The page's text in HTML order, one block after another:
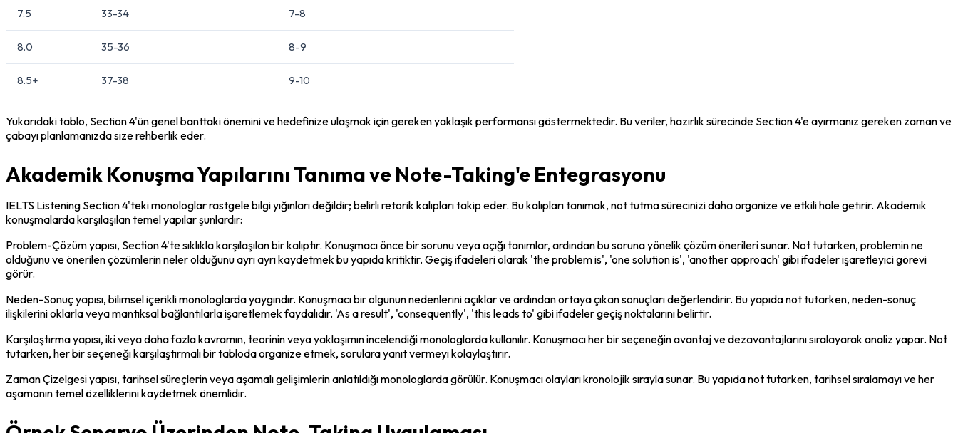
7.5 33-34 7-8
8.0 35-36 8-9
8.5+ 37-38 9-10
Yukarıdaki tablo, Section 4'ün genel banttaki önemini ve hedefinize ulaşmak için gereken yaklaşık performansı göstermektedir. Bu veriler, hazırlık sürecinde Section 4'e ayırmanız gereken zaman ve
çabayı planlamanızda size rehberlik eder.
Akademik Konuşma Yapılarını Tanıma ve Note-Taking'e Entegrasyonu
IELTS Listening Section 4'teki monologlar rastgele bilgi yığınları değildir; belirli retorik kalıpları takip eder. Bu kalıpları tanımak, not tutma sürecinizi daha organize ve etkili hale getirir. Akademik
konuşmalarda karşılaşılan temel yapılar şunlardır:
Problem-Çözüm yapısı, Section 4'te sıklıkla karşılaşılan bir kalıptır. Konuşmacı önce bir sorunu veya açığı tanımlar, ardından bu soruna yönelik çözüm önerileri sunar. Not tutarken, problemin ne
olduğunu ve önerilen çözümlerin neler olduğunu ayrı ayrı kaydetmek bu yapıda kritiktir. Geçiş ifadeleri olarak 'the problem is', 'one solution is', 'another approach' gibi ifadeler işaretleyici görevi
görür.
Neden-Sonuç yapısı, bilimsel içerikli monologlarda yaygındır. Konuşmacı bir olgunun nedenlerini açıklar ve ardından ortaya çıkan sonuçları değerlendirir. Bu yapıda not tutarken, neden-sonuç
ilişkilerini oklarla veya mantıksal bağlantılarla işaretlemek faydalıdır. 'As a result', 'consequently', 'this leads to' gibi ifadeler geçiş noktalarını belirtir.
Karşılaştırma yapısı, iki veya daha fazla kavramın, teorinin veya yaklaşımın incelendiği monologlarda kullanılır. Konuşmacı her bir seçeneğin avantaj ve dezavantajlarını sıralayarak analiz yapar. Not
tutarken, her bir seçeneği karşılaştırmalı bir tabloda organize etmek, sorulara yanıt vermeyi kolaylaştırır.
Zaman Çizelgesi yapısı, tarihsel süreçlerin veya aşamalı gelişimlerin anlatıldığı monologlarda görülür. Konuşmacı olayları kronolojik sırayla sunar. Bu yapıda not tutarken, tarihsel sıralamayı ve her
aşamanın temel özelliklerini kaydetmek önemlidir.